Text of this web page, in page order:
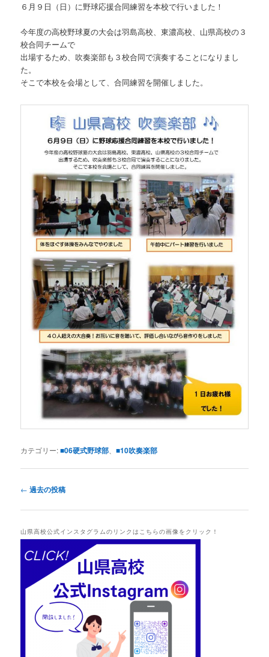
６月９日（日）に野球応援合同練習を本校で行いました！
今年度の高校野球夏の大会は羽島高校、東濃高校、山県高校の３
校合同チームで
出場するため、吹奏楽部も３校合同で演奏することになりまし
た。
そこで本校を会場として、合同練習を開催しました。
カテゴリー:■06硬式野球部 、■10吹奏楽部
投
ナ
ゲ
ー
シ
ン
← 過去の投稿
山県高校公式インスタグラムのリンクはこちらの画像をクリック！